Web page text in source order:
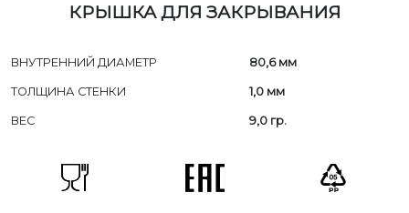
КРЫШКА ДЛЯ ЗАКРЫВАНИЯ
ВНУТРЕННИЙ ДИАМЕТР 80,6 мм
ТОЛЩИНА СТЕНКИ 1,0 мм
ВЕС 9,0 гр.